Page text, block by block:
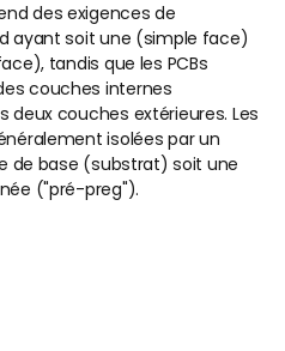
des exigences de
ayant soit une (simple face)
tandis que les PCBs
couches internes
deux couches extérieures. Les
isolées par un
de base (substrat) soit une
("pré-preg").